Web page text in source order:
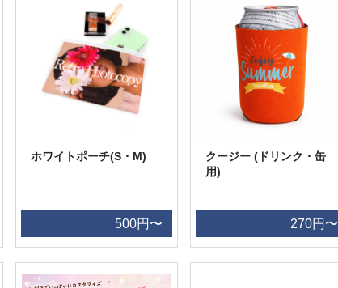
ホワイトポーチ(S・M)
500円〜
クージー (ドリンク・缶
用)
270円〜